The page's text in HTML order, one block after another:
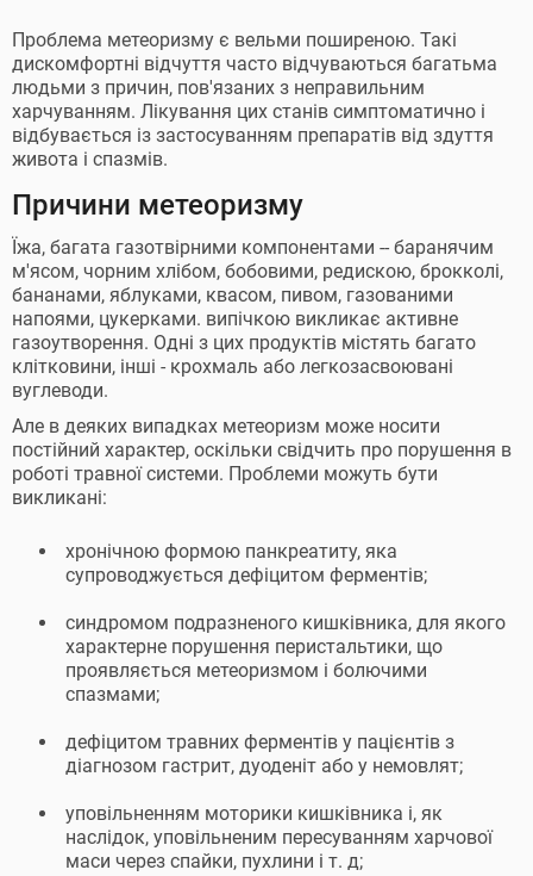
Проблема метеоризму є вельми поширеною. Такі
дискомфортні відчуття часто відчуваються багатьма
людьми з причин, пов'язаних з неправильним
харчуванням. Лікування цих станів симптоматично і
відбувається із застосуванням препаратів від здуття
живота і спазмів.
Причини метеоризму
Їжа, багата газотвірними компонентами -- баранячим
м'ясом, чорним хлібом, бобовими, редискою, брокколі,
бананами, яблуками, квасом, пивом, газованими
напоями, цукерками. випічкою викликає активне
газоутворення. Одні з цих продуктів містять багато
клітковини, інші - крохмаль або легкозасвоювані
вуглеводи.
Але в деяких випадках метеоризм може носити
постійний характер, оскільки свідчить про порушення в
роботі травної системи. Проблеми можуть бути
викликані:
хронічною формою панкреатиту, яка
супроводжується дефіцитом ферментів;
синдромом подразненого кишківника, для якого
характерне порушення перистальтики, що
проявляється метеоризмом і болючими
спазмами;
дефіцитом травних ферментів у пацієнтів з
діагнозом гастрит, дуоденіт або у немовлят;
уповільненням моторики кишківника і, як
наслідок, уповільненим пересуванням харчової
маси через спайки, пухлини і т. д;